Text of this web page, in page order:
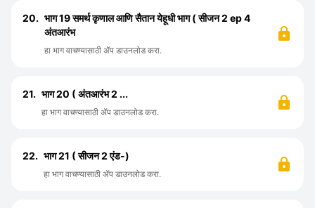
20. भाग 19 समर्थ कृणाल आणि सैतान येहूधी भाग ( सीजन 2 ep 4
अंतआरंभ
हा भाग वाचण्यासाठी ॲप डाउनलोड करा.
21. भाग 20 ( अंतआरंभ 2 ...
हा भाग वाचण्यासाठी ॲप डाउनलोड करा.
22. भाग 21 ( सीजन 2 एंड-)
हा भाग वाचण्यासाठी ॲप डाउनलोड करा.